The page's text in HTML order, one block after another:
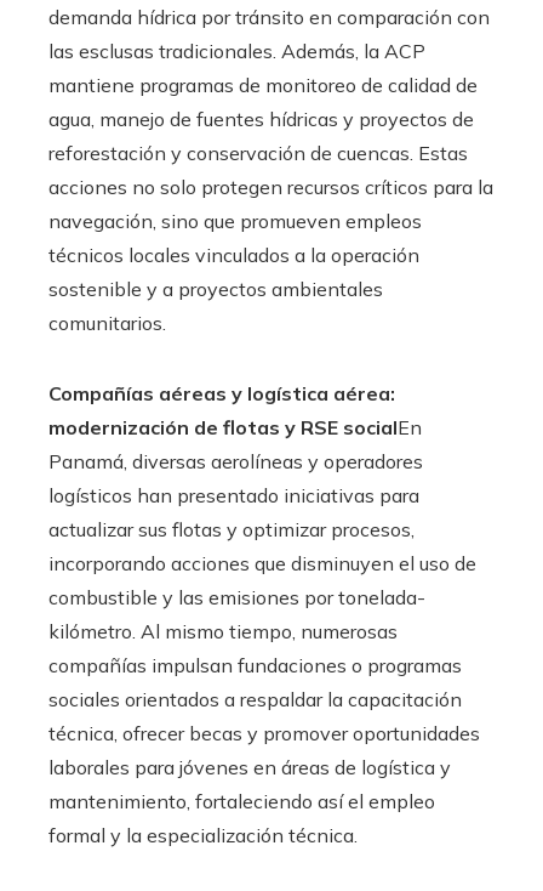
demanda hídrica por tránsito en comparación con
las esclusas tradicionales. Además, la ACP
mantiene programas de monitoreo de calidad de
agua, manejo de fuentes hídricas y proyectos de
reforestación y conservación de cuencas. Estas
acciones no solo protegen recursos críticos para la
navegación, sino que promueven empleos
técnicos locales vinculados a la operación
sostenible y a proyectos ambientales
comunitarios.
Compañías aéreas y logística aérea:
modernización de flotas y RSE socialEn
Panamá, diversas aerolíneas y operadores
logísticos han presentado iniciativas para
actualizar sus flotas y optimizar procesos,
incorporando acciones que disminuyen el uso de
combustible y las emisiones por tonelada-
kilómetro. Al mismo tiempo, numerosas
compañías impulsan fundaciones o programas
sociales orientados a respaldar la capacitación
técnica, ofrecer becas y promover oportunidades
laborales para jóvenes en áreas de logística y
mantenimiento, fortaleciendo así el empleo
formal y la especialización técnica.